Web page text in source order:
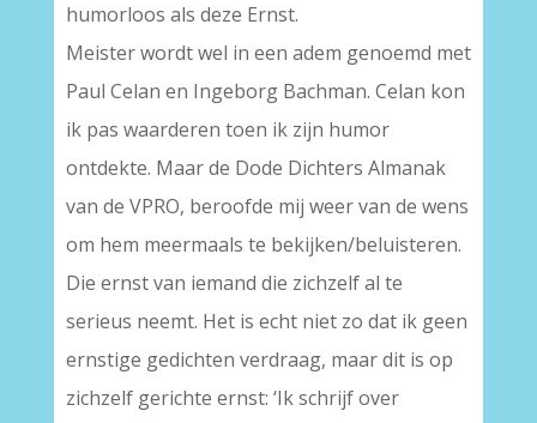
humorloos als deze Ernst.
Meister wordt wel in een adem genoemd met
Paul Celan en Ingeborg Bachman. Celan kon
ik pas waarderen toen ik zijn humor
ontdekte. Maar de Dode Dichters Almanak
van de VPRO, beroofde mij weer van de wens
om hem meermaals te bekijken/beluisteren.
Die ernst van iemand die zichzelf al te
serieus neemt. Het is echt niet zo dat ik geen
ernstige gedichten verdraag, maar dit is op
zichzelf gerichte ernst: ‘Ik schrijf over